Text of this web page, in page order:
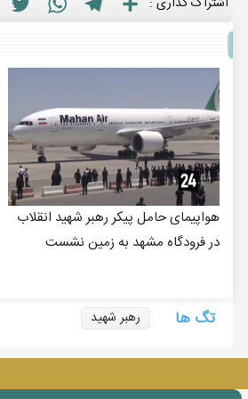
هواپیمای حامل پیکر رهبر شهید انقلاب
در فرودگاه مشهد به زمین نشست
تگ ها رهبر شهید